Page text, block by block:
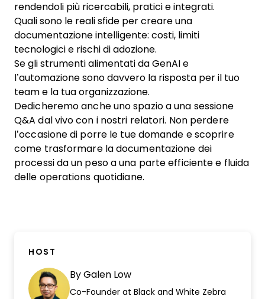
rendendoli più ricercabili, pratici e integrati.
Quali sono le reali sfide per creare una
documentazione intelligente: costi, limiti
tecnologici e rischi di adozione.
Se gli strumenti alimentati da GenAI e
l’automazione sono davvero la risposta per il tuo
team e la tua organizzazione.
Dedicheremo anche uno spazio a una sessione
Q&A dal vivo con i nostri relatori. Non perdere
l’occasione di porre le tue domande e scoprire
come trasformare la documentazione dei
processi da un peso a una parte efficiente e fluida
delle operations quotidiane.
HOST
By Galen Low
Co-Founder at Black and White Zebra